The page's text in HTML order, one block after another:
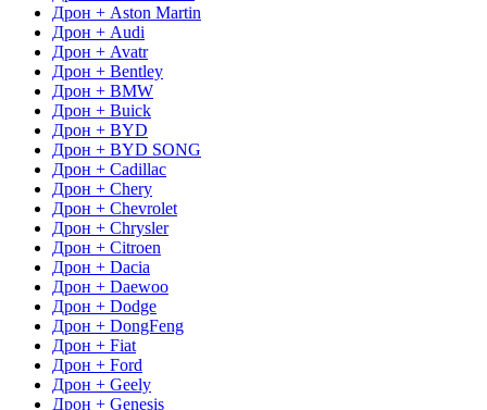
Дрон + Aston Martin
Дрон + Audi
Дрон + Avatr
Дрон + Bentley
Дрон + BMW
Дрон + Buick
Дрон + BYD
Дрон + BYD SONG
Дрон + Cadillac
Дрон + Chery
Дрон + Chevrolet
Дрон + Chrysler
Дрон + Citroen
Дрон + Dacia
Дрон + Daewoo
Дрон + Dodge
Дрон + DongFeng
Дрон + Fiat
Дрон + Ford
Дрон + Geely
Дрон + Genesis